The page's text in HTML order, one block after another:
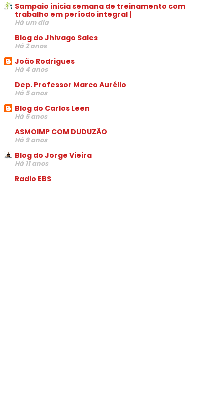
Sampaio inicia semana de treinamento com
trabalho em período integral |
Há um dia
Blog do Jhivago Sales
Há 2 anos
João Rodrigues
Há 4 anos
Dep. Professor Marco Aurélio
Há 5 anos
Blog do Carlos Leen
Há 5 anos
ASMOIMP COM DUDUZÃO
Há 9 anos
Blog do Jorge Vieira
Há 11 anos
Radio EBS